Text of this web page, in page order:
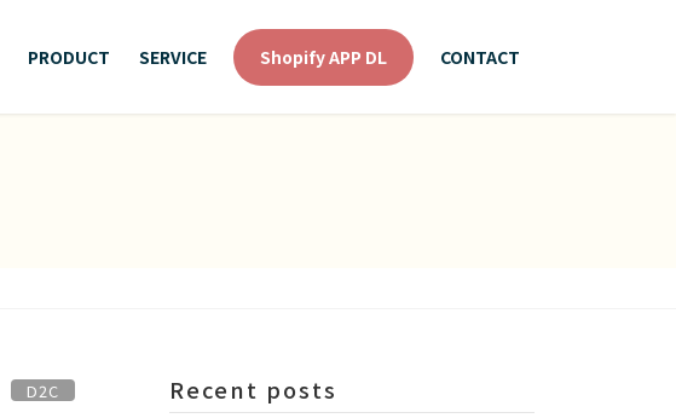
PRODUCT SERVICE Shopify APP DL CONTACT
D2C Recent posts